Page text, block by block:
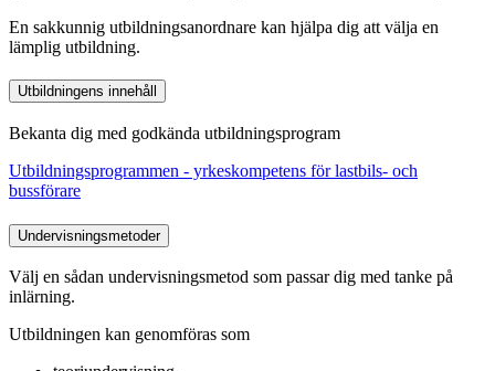
En sakkunnig utbildningsanordnare kan hjälpa dig att välja en
lämplig utbildning.
Utbildningens innehåll
Bekanta dig med godkända utbildningsprogram
Utbildningsprogrammen - yrkeskompetens för lastbils- och
bussförare
Undervisningsmetoder
Välj en sådan undervisningsmetod som passar dig med tanke på
inlärning.
Utbildningen kan genomföras som